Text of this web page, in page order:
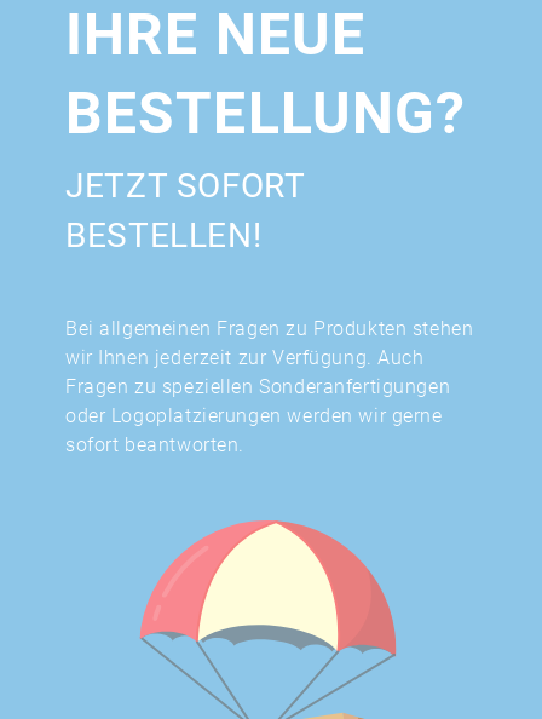
IHRE NEUE
BESTELLUNG?
JETZT SOFORT
BESTELLEN!
Bei allgemeinen Fragen zu Produkten stehen
wir Ihnen jederzeit zur Verfügung. Auch
Fragen zu speziellen Sonderanfertigungen
oder Logoplatzierungen werden wir gerne
sofort beantworten.